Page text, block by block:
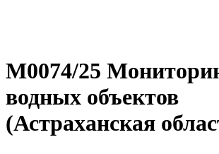
М0074/25
водных объектов
(Астраханская